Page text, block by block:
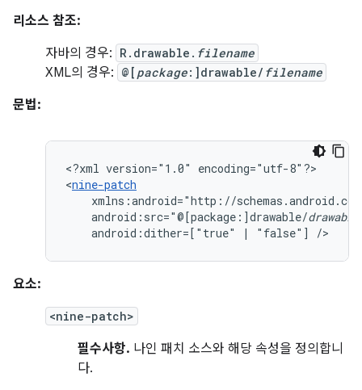
리소스 참조:
자바의 경우: R.drawable. filename
XML의 경우: @[ package:]drawable/ filename
문법:
<?xml version="1.0"
encoding="utf-8"?>
<nine-patch
android:src="@[package:]drawable/
android:dither=["true"
| "false"] />
요소:
<nine-patch>
필수사항. 나인 패치 소스와 해당 속성을 정의합니
다.